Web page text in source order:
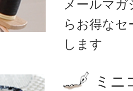
メールマ
ら お得なセ
します
ミニ